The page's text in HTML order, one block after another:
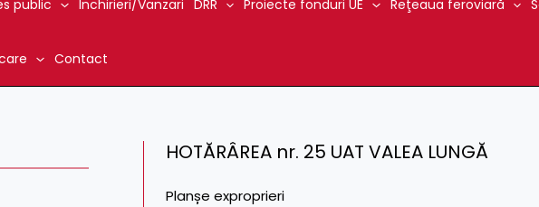
public Inchirieri/Vanzari DRR Proiecte fonduri UE Reţeaua feroviară
Contact
HOTĂRÂREA nr. 25 UAT VALEA LUNGĂ
Planșe exproprieri